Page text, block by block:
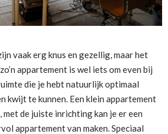
vaak erg knus en gezellig, maar het
appartement is wel iets om even bij
die je hebt natuurlijk optimaal
kwijt te kunnen. Een klein appartement
de juiste inrichting kan je er een
appartement van maken. Speciaal